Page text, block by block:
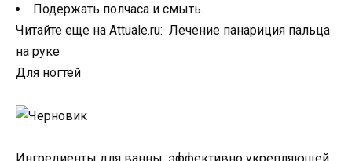
Подержать полчаса и смыть.
Читайте еще на Attuale.ru: Лечение панариция пальца
на руке
Для ногтей
Ингредиенты для ванны, эффективно укрепляющей